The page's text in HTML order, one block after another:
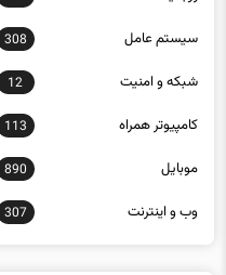
سيستم عامل 308
شبكه و امنيت 12
كامپيوتر همراه 113
موبايل 890
وب و اينترنت 307